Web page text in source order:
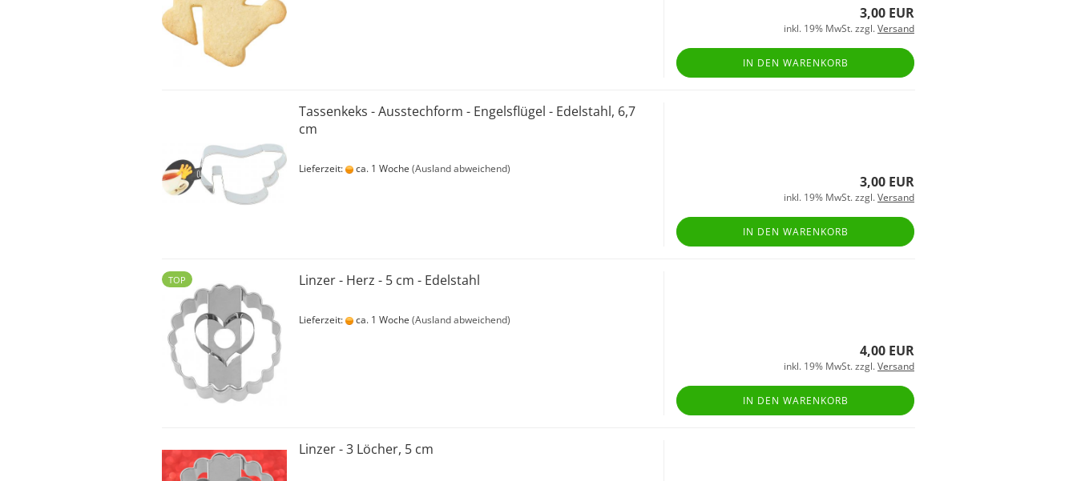
3,00 EUR
inkl. 19% MwSt. zzgl.Versand
IN DEN WARENKORB
Tassenkeks - Ausstechform - Engelsflügel - Edelstahl, 6,7
cm
Lieferzeit: ca. 1 Woche (Ausland abweichend)
3,00 EUR
inkl. 19% MwSt. zzgl.Versand
IN DEN WARENKORB
TOP Linzer - Herz - 5 cm - Edelstahl
Lieferzeit: ca. 1 Woche (Ausland abweichend)
4,00 EUR
inkl. 19% MwSt. zzgl.Versand
IN DEN WARENKORB
Linzer - 3 Löcher, 5 cm